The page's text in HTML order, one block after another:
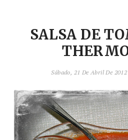
SALSA DE
Sábado, 21 De Abril De 2012